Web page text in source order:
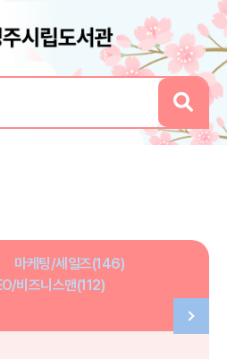
마케팅/세일즈(146)
비즈니스맨(112)